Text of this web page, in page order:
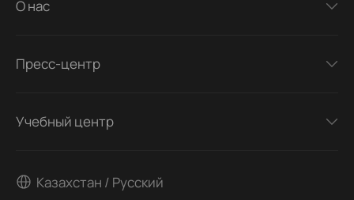
О нас
Пресс-центр
Учебный центр
Казахстан / Русский